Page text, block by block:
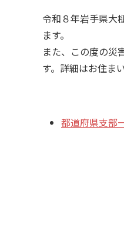
令和８年岩手県大
ます。
また、この度の災
す。詳細はお住ま
都道府県支部